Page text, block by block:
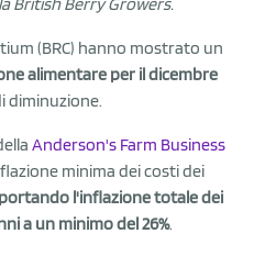
British Berry Growers.
(BRC) hanno mostrato un
alimentare per il dicembre
diminuzione.
Anderson's Farm Business
minima dei costi dei
portando l'inflazione totale dei
a un minimo del 26%.